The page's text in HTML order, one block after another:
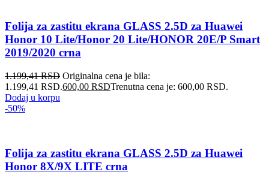
Folija za zastitu ekrana GLASS 2.5D za Huawei
Honor 10 Lite/Honor 20 Lite/HONOR 20E/P Smart
2019/2020 crna
1.199,41RSD Originalna cena je bila:
1.199,41 RSD.600,00 RSDTrenutna cena je: 600,00 RSD.
Dodaj u korpu
-50%
Folija za zastitu ekrana GLASS 2.5D za Huawei
Honor 8X/9X LITE crna